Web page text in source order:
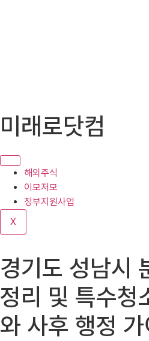
텐
로
기
미래로닷컴
해외주식
이모저모
정부지원사업
X
경기도 성남시
정리 및 특수청
와 사후 행정